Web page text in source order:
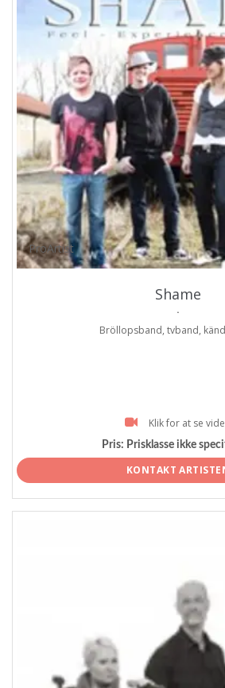
ProArtist
Shame
.
Bröllopsband, tvband,
Klik for at se
Pris: Prisklasse ikke
KONTAKT